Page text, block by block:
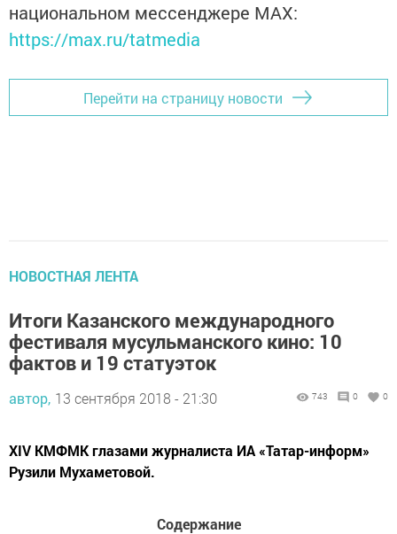
национальном мессенджере MАХ:
https://max.ru/tatmedia
Перейти на страницу новости
НОВОСТНАЯ ЛЕНТА
Итоги Казанского международного
фестиваля мусульманского кино: 10
фактов и 19 статуэток
автор, 13 сентября 2018 - 21:30 743 0 0
XIV КМФМК глазами журналиста ИА «Татар-информ»
Рузили Мухаметовой.
Содержание